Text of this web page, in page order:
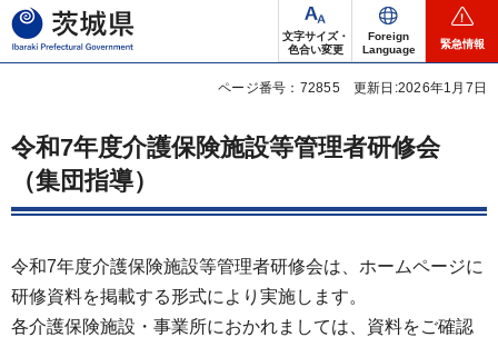
茨城県
文字サイズ・
色合い変更
Foreign
Language
緊急情報
ページ番号：72855 更新日:2026年1月7日
令和7年度介護保険施設等管理者研修会
（集団指導）
令和7年度介護保険施設等管理者研修会は、ホームページに
研修資料を掲載する形式により実施します。
各介護保険施設・事業所におかれましては、資料をご確認